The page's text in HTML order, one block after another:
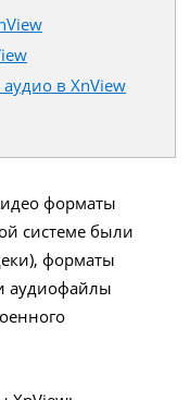
в XnView
форматы
системе были
форматы
аудиофайлы